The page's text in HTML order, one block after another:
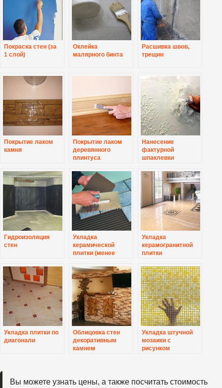
Покраска стен (за
1 слой)
Оклейка
малярного бинта
Расшивка швов,
трещин
Покрытие лаком
камня
Покрытие лаком
деревянного
плинтуса
Нанесение
фактурной
шпаклевки
Гидроизоляция
стен
Укладка
керамической
плитки (менее
Укладка
керамогранитной
плитки
Укладка плитки по
диагонали
Облицовка стен
декоративным
камнем
Укладка штучной
мозаики с
рисунком
Вы можете узнать цены, а также посчитать стоимость